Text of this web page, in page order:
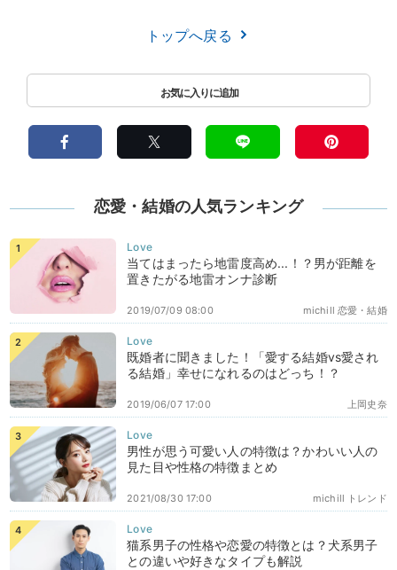
トップへ戻る
恋愛・結婚の人気ランキング
当てはまったら地雷度高め...！？男が距離を
置きたがる地雷オンナ診断
michill 恋愛・結婚
2019/07/09 08:00
既婚者に聞きました！「愛する結婚vs愛され
る結婚」幸せになれるのはどっち！？
上岡史奈
2019/06/07 17:00
男性が思う可愛い人の特徴は？かわいい人の
見た目や性格の特徴まとめ
michill トレンド
2021/08/30 17:00
猫系男子の性格や恋愛の特徴とは？犬系男子
との違いや好きなタイプも解説